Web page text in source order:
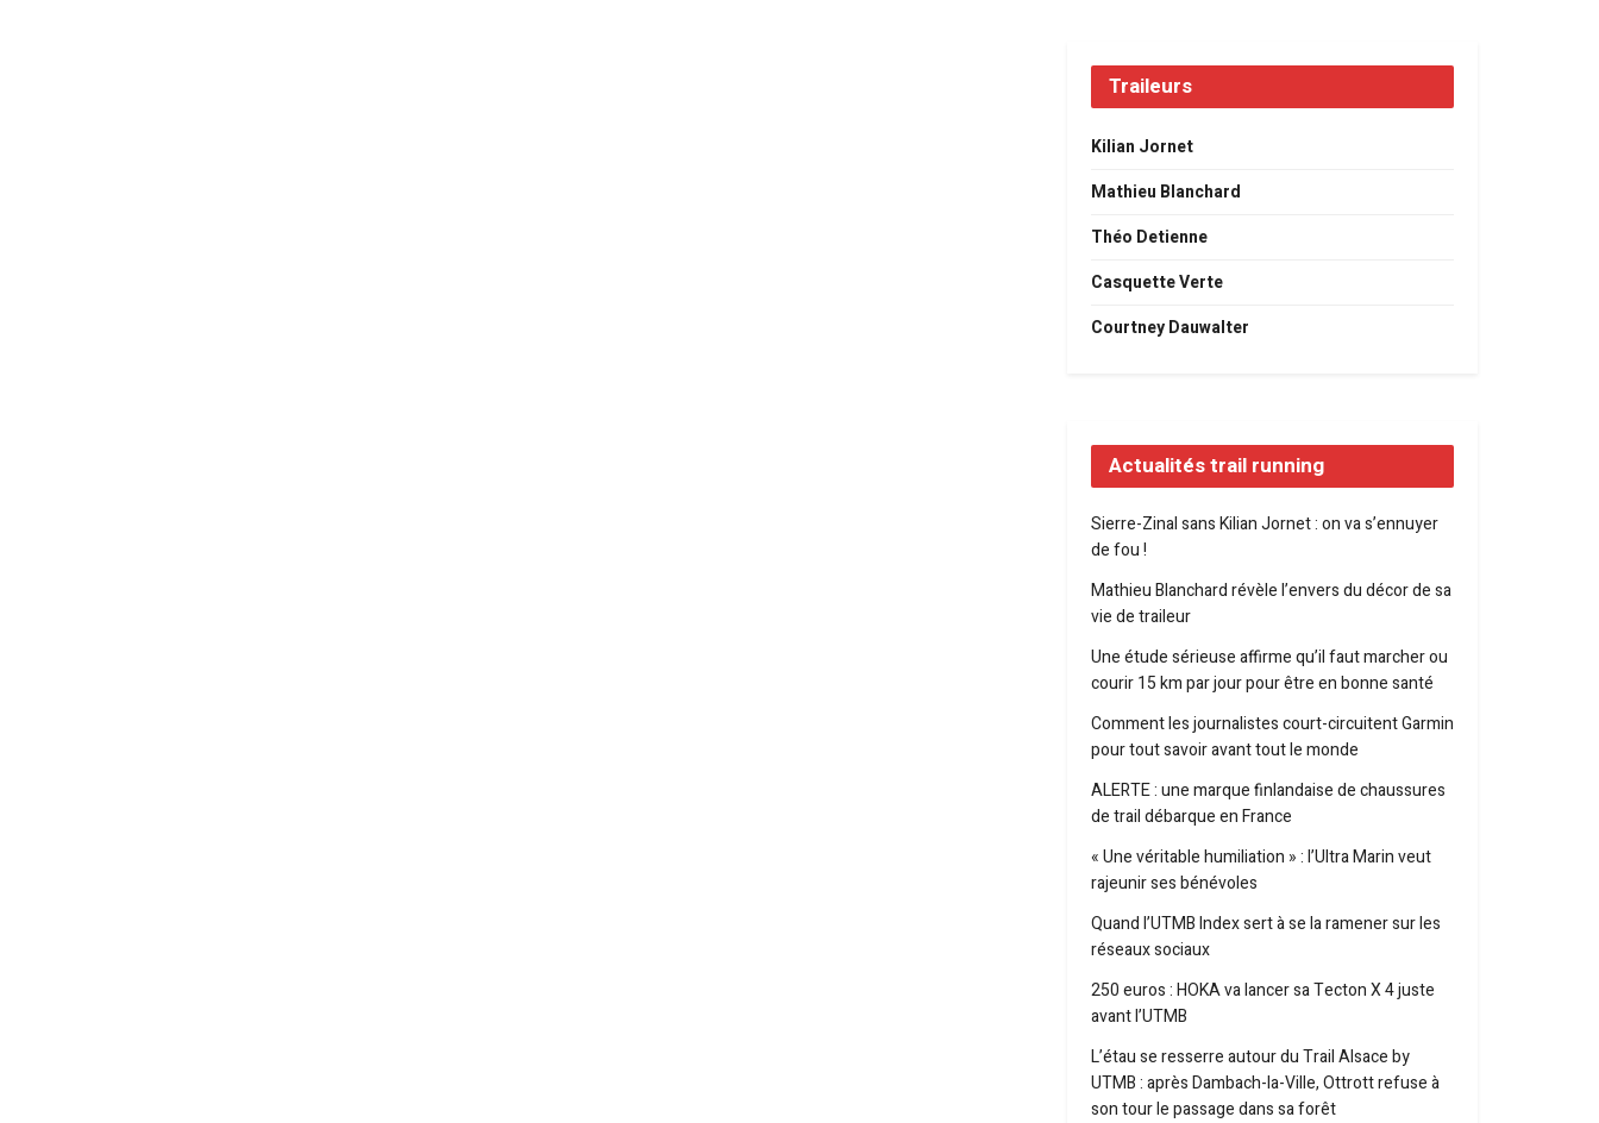
Traileurs
Kilian Jornet
Mathieu Blanchard
Théo Detienne
Casquette Verte
Courtney Dauwalter
Actualités trail running
Sierre-Zinal sans Kilian Jornet : on va s’ennuyer
de fou !
Mathieu Blanchard révèle l’envers du décor de sa
vie de traileur
Une étude sérieuse affirme qu’il faut marcher ou
courir 15 km par jour pour être en bonne santé
Comment les journalistes court-circuitent Garmin
pour tout savoir avant tout le monde
ALERTE : une marque finlandaise de chaussures
de trail débarque en France
« Une véritable humiliation » : l’Ultra Marin veut
rajeunir ses bénévoles
Quand l’UTMB Index sert à se la ramener sur les
réseaux sociaux
250 euros : HOKA va lancer sa Tecton X 4 juste
avant l’UTMB
L’étau se resserre autour du Trail Alsace by
UTMB : après Dambach-la-Ville, Ottrott refuse à
son tour le passage dans sa forêt